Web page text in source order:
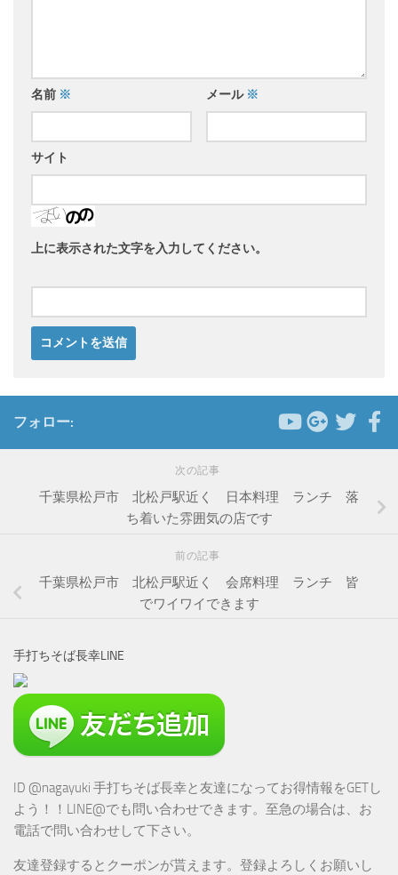
名前 ※ メール ※
サイト
上に表示された文字を入力してください。
フォロー:
次の記事
千葉県松戸市 北松戸駅近く 日本料理 ランチ 落
ち着いた雰囲気の店です
前の記事
千葉県松戸市 北松戸駅近く 会席料理 ランチ 皆
でワイワイできます
手打ちそば長幸LINE
ID @nagayuki 手打ちそば長幸と友達になってお得情報をGETし
よう！！LINE@でも問い合わせできます。至急の場合は、お
電話で問い合わせして下さい。
友達登録するとクーポンが貰えます。登録よろしくお願いし